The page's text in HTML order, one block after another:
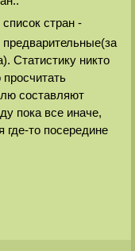
стран -
Статистику никто
составляют
пока все иначе,
то посередине